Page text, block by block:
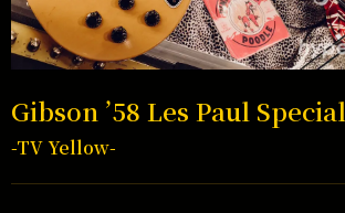
Gibson ’58 Les Paul Special
-TV Yellow-